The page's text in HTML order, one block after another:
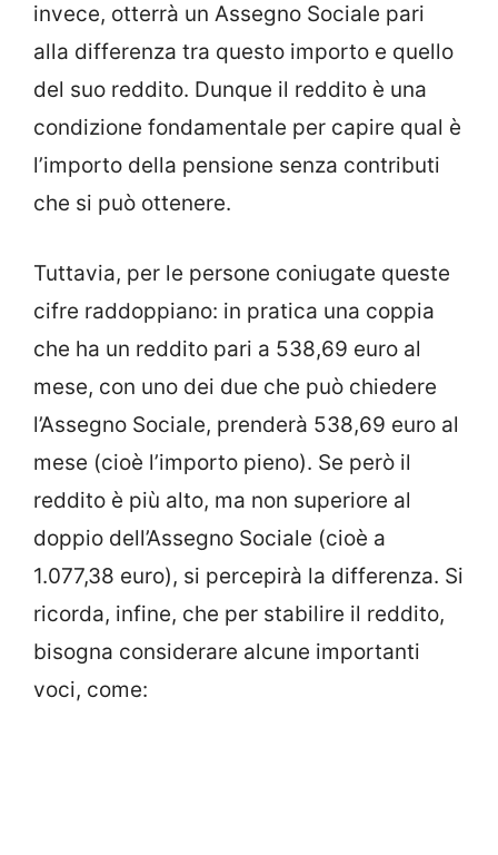
invece, otterrà un Assegno Sociale pari
alla differenza tra questo importo e quello
del suo reddito. Dunque il reddito è una
condizione fondamentale per capire qual è
l’importo della pensione senza contributi
che si può ottenere.
Tuttavia, per le persone coniugate queste
cifre raddoppiano: in pratica una coppia
che ha un reddito pari a 538,69 euro al
mese, con uno dei due che può chiedere
l’Assegno Sociale, prenderà 538,69 euro al
mese (cioè l’importo pieno). Se però il
reddito è più alto, ma non superiore al
doppio dell’Assegno Sociale (cioè a
1.077,38 euro), si percepirà la differenza. Si
ricorda, infine, che per stabilire il reddito,
bisogna considerare alcune importanti
voci, come: